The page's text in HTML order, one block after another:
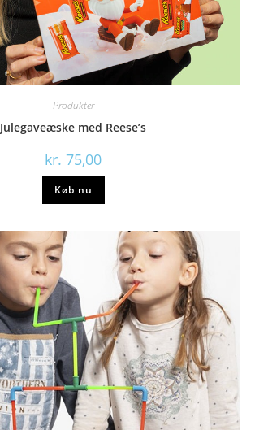
Produkter
Julegaveæske med Reese’s
kr. 75,00
Køb nu